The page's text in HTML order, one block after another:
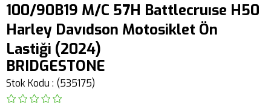
100/90B19 M/C 57H Battlecruıse H50
Harley Davıdson Motosiklet Ön
Lastiği (2024)
BRIDGESTONE
Stok Kodu (535175)